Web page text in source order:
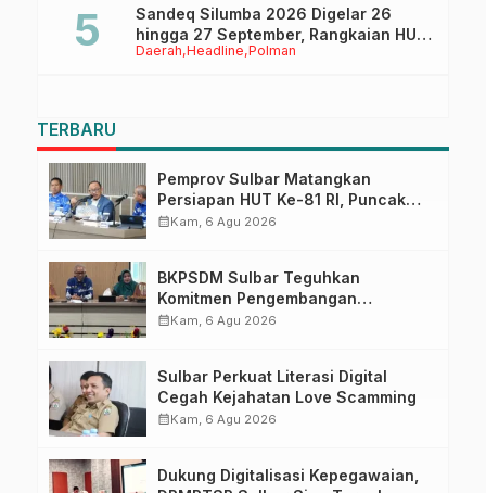
Daerah Headline Polman
Sandeq Silumba 2026 Digelar 26
hingga 27 September, Rangkaian HUT
Sulbar
TERBARU
Pemprov Sulbar Matangkan
Persiapan HUT Ke-81 RI, Puncak
Upacara di Lapangan Ahmad
calendar_monthKam, 6 Agu 2026
BKPSDM Sulbar Teguhkan
Komitmen Pengembangan
Kompetensi ASN melalui
calendar_monthKam, 6 Agu 2026
Sulbar Perkuat Literasi Digital
Cegah Kejahatan Love Scamming
calendar_monthKam, 6 Agu 2026
Dukung Digitalisasi Kepegawaian,